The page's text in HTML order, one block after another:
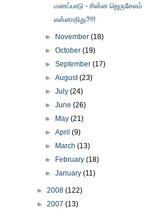
மணப்பாடு - சின்ன ஜெருசேலம்
என்னாதிது?!!!
► November(18)
►October(19)
►September(17)
►August(23)
►July(24)
►June(26)
►
May(21)
►April(9)
►
March(13)
►
February(18)
►January(11)
► 2008 (122)
► 2007 (13)